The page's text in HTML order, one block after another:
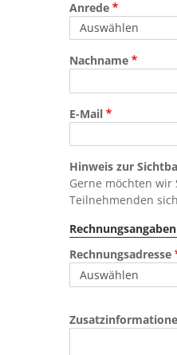
Anrede
Nachname
E-Mail
Hinweis zur
Gerne möchten wir
Teilnehmenden
Rechnungsangaben
Rechnungsadresse